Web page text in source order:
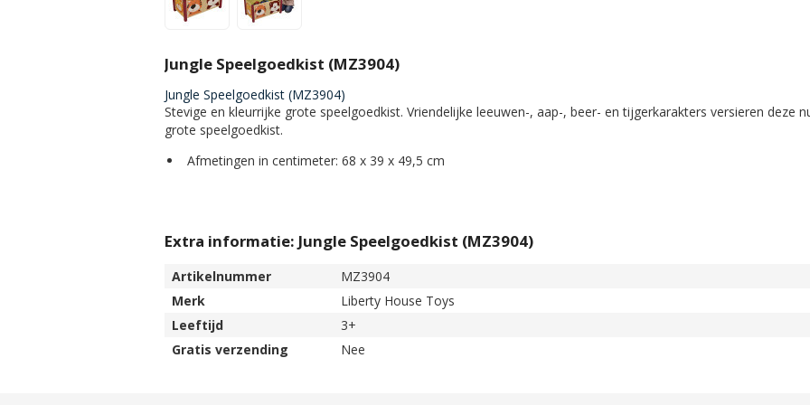
Jungle Speelgoedkist (MZ3904)
Jungle Speelgoedkist (MZ3904)
Stevige en kleurrijke grote speelgoedkist. Vriendelijke leeuwen-, aap-, beer- en tijgerkarakters versieren deze
grote speelgoedkist.
Afmetingen in centimeter: 68 x 39 x 49,5 cm
Extra informatie: Jungle Speelgoedkist (MZ3904)
Artikelnummer
MZ3904
Merk
Liberty House Toys
Leeftijd
3+
Gratis verzending
Nee